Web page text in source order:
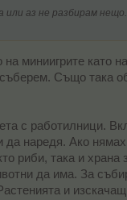
или аз не разбирам нещо.
миниигрите като
съберем. Също така
с работилници.
наредя. Ако нямах
риби, така и
да има. За
и